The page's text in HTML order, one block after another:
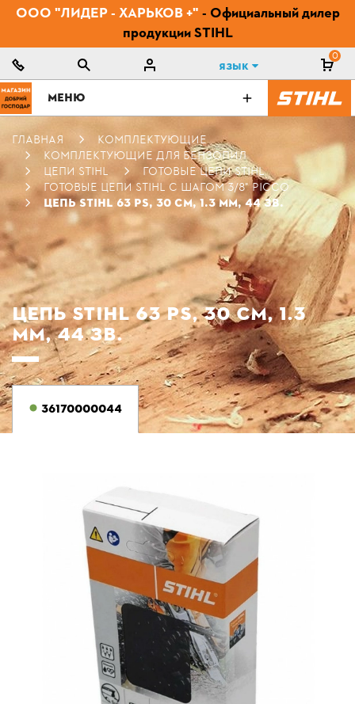
ООО "ЛИДЕР - ХАРЬКОВ +" - Официальный дилер
продукции STIHL
Язык
0
МЕНЮ
ГЛАВНАЯ
КОМПЛЕКТУЮЩИЕ
КОМПЛЕКТУЮЩИЕ ДЛЯ БЕНЗОПИЛ
ЦЕПИ STIHL
ГОТОВЫЕ ЦЕПИ STIHL
ГОТОВЫЕ ЦЕПИ STIHL С ШАГОМ 3/8" PICCO
ЦЕПЬ STIHL 63 PS, 30 СМ, 1.3 ММ, 44 ЗВ.
ЦЕПЬ STIHL 63 PS, 30 СМ, 1.3
ММ, 44 ЗВ.
36170000044